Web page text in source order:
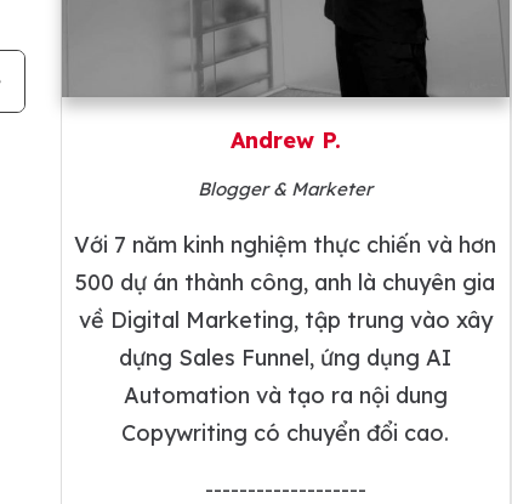
Andrew P.
Blogger & Marketer
Với 7 năm kinh nghiệm thực chiến và hơn
500 dự án thành công, anh là chuyên gia
về Digital Marketing, tập trung vào xây
dựng Sales Funnel, ứng dụng AI
Automation và tạo ra nội dung
Copywriting có chuyển đổi cao.
-------------------